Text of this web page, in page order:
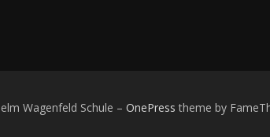
Wagenfeld Schule – OnePress theme by